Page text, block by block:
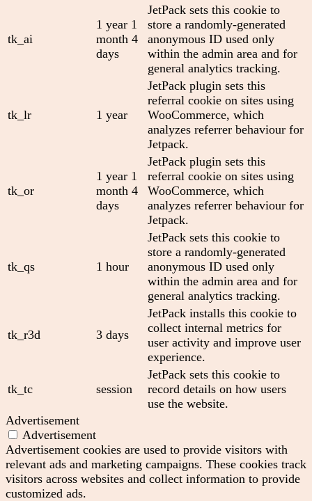
tk_ai
1 year 1
month 4
days
JetPack sets this cookie to
store a randomly-generated
anonymous ID used only
within the admin area and for
general analytics tracking.
tk_lr 1 year
JetPack plugin sets this
referral cookie on sites using
WooCommerce, which
analyzes referrer behaviour for
Jetpack.
tk_or
1 year 1
month 4
days
JetPack plugin sets this
referral cookie on sites using
WooCommerce, which
analyzes referrer behaviour for
Jetpack.
tk_qs 1 hour
JetPack sets this cookie to
store a randomly-generated
anonymous ID used only
within the admin area and for
general analytics tracking.
tk_r3d 3 days
JetPack installs this cookie to
collect internal metrics for
user activity and improve user
experience.
tk_tc session
JetPack sets this cookie to
record details on how users
use the website.
Advertisement
Advertisement
Advertisement cookies are used to provide visitors with
relevant ads and marketing campaigns. These cookies track
visitors across websites and collect information to provide
customized ads.